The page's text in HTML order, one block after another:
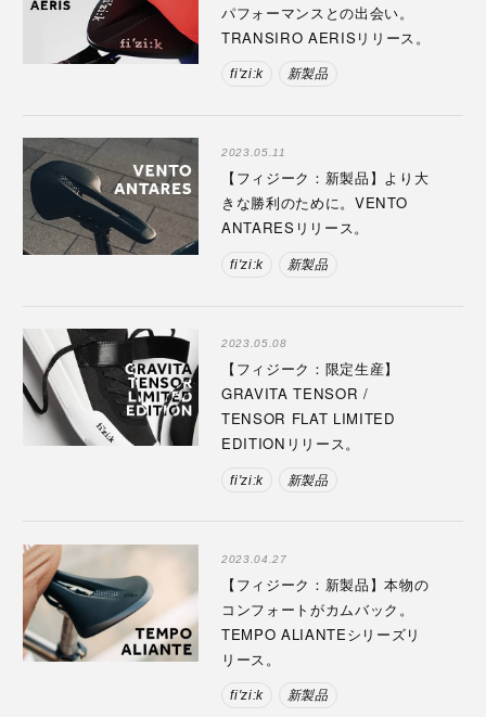
パフォーマンスとの出会い。
TRANSIRO AERISリリース。
fi'zi:k 新製品
2023.05.11
【フィジーク：新製品】より大
きな勝利のために。VENTO
ANTARESリリース。
fi'zi:k 新製品
2023.05.08
【フィジーク：限定生産】
GRAVITA TENSOR /
TENSOR FLAT LIMITED
EDITIONリリース。
fi'zi:k 新製品
2023.04.27
【フィジーク：新製品】本物の
コンフォートがカムバック。
TEMPO ALIANTEシリーズリ
リース。
fi'zi:k 新製品